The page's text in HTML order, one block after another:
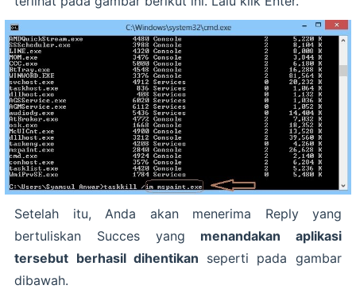
Setelah itu, Anda akan menerima Reply yang
bertuliskan Succes yang menandakan aplikasi
tersebut berhasil dihentikan seperti pada gambar
dibawah.